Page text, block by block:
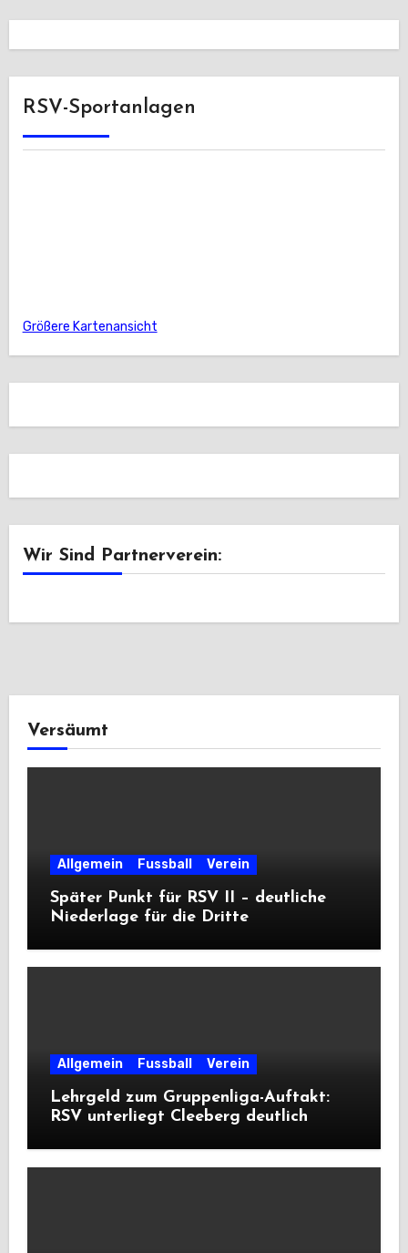
RSV-Sportanlagen
Größere Kartenansicht
Wir Sind Partnerverein:
Versäumt
Allgemein Fussball Verein
Später Punkt für RSV II – deutliche
Niederlage für die Dritte
Allgemein Fussball Verein
Lehrgeld zum Gruppenliga-Auftakt:
RSV unterliegt Cleeberg deutlich